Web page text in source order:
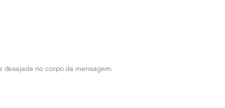
desejada no corpo da mensagem.